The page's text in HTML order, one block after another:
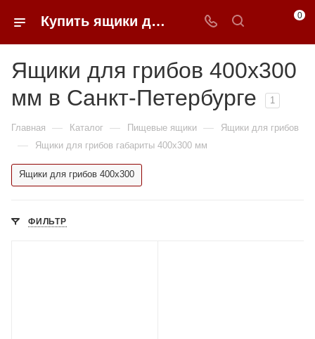
Купить ящики для грибов 400*300 мм в Санкт-Петербурге в 0FFER 0
Ящики для грибов 400x300
мм в Санкт-Петербурге
1
Главная — Каталог — Пищевые ящики — Ящики для грибов
— Ящики для грибов габариты 400x300 мм
Ящики для грибов 400x300
ФИЛЬТР